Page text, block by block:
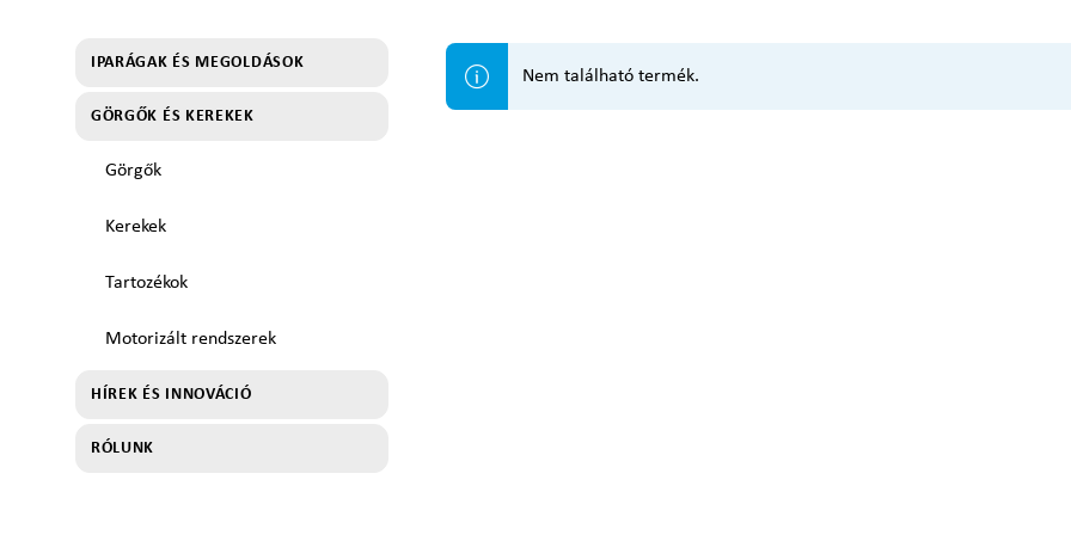
IPARÁGAK ÉS MEGOLDÁSOK
GÖRGŐK ÉS KEREKEK
Görgők
Kerekek
Tartozékok
Motorizált rendszerek
HÍREK ÉS INNOVÁCIÓ
RÓLUNK
Nem található termék.